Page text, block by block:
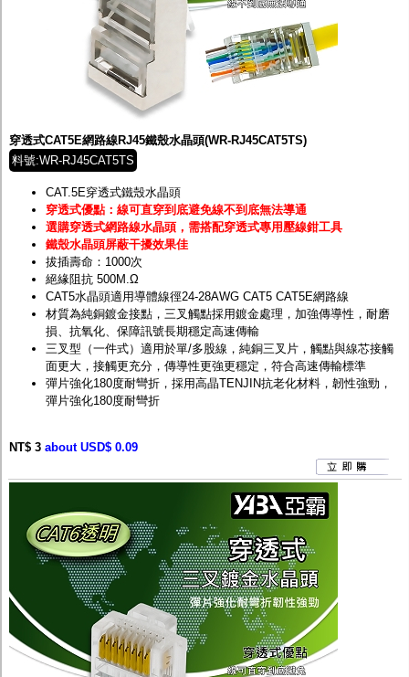
穿透式CAT5E網路線RJ45鐵殼水晶頭(WR-RJ45CAT5TS)
料號:WR-RJ45CAT5TS
CAT.5E穿透式鐵殼水晶頭
穿透式優點：線可直穿到底避免線不到底無法導通
選購穿透式網路線水晶頭，需搭配穿透式專用壓線鉗工具
鐵殼水晶頭屏蔽干擾效果佳
拔插壽命：1000次
絕緣阻抗 500M.Ω
CAT5水晶頭適用導體線徑24-28AWG CAT5 CAT5E網路線
材質為純銅鍍金接點，三叉觸點採用鍍金處理，加強傳導性，耐磨
損、抗氧化、保障訊號長期穩定高速傳輸
三叉型（一件式）適用於單/多股線，純銅三叉片，觸點與線芯接觸
面更大，接觸更充分，傳導性更強更穩定，符合高速傳輸標準
彈片強化180度耐彎折，採用高晶TENJIN抗老化材料，韌性強勁，
彈片強化180度耐彎折
NT$ 3 about USD$ 0.09